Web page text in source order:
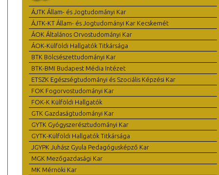
ÁJTK Állam- és Jogtudományi Kar
ÁJTK-KT Állam- és Jogtudományi Kar Kecskemét
ÁOK Általános Orvostudományi Kar
ÁOK-Külföldi Hallgatók Titkársága
BTK Bölcsészettudományi Kar
BTK-BMI Budapest Média Intézet
ETSZK Egészségtudományi és Szociális Képzési Kar
FOK Fogorvostudományi Kar
FOK-K Külföldi Hallgatók
GTK Gazdaságtudományi Kar
GYTK Gyógyszerésztudományi Kar
GYTK-Külföldi Hallgatók Titkársága
JGYPK Juhász Gyula Pedagógusképző Kar
MGK Mezőgazdasági Kar
MK Mérnöki Kar